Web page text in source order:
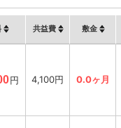
共益費 敷金
円 4,100円 0.0ヶ月